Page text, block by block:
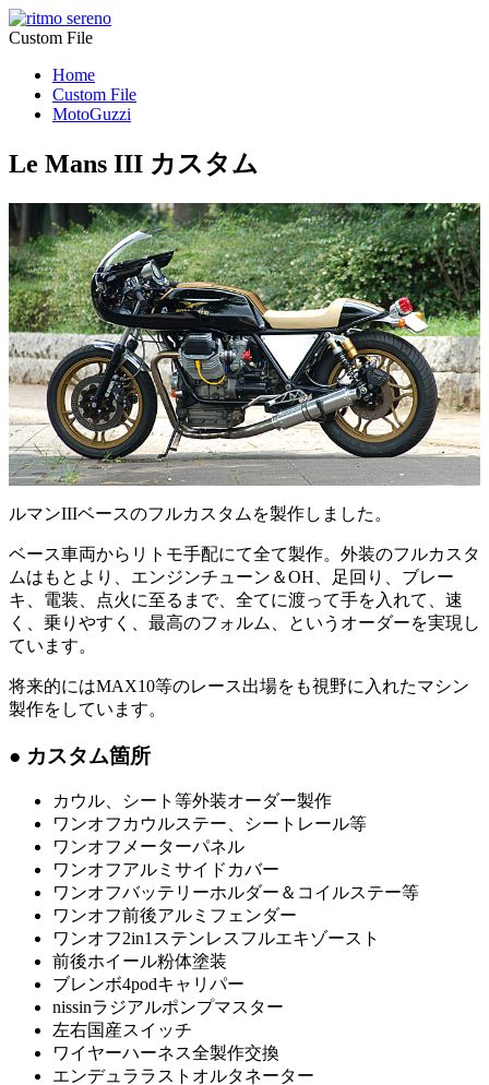
Custom File
Home
Custom File
MotoGuzzi
Le Mans III カスタム
ルマンIIIベースのフルカスタムを製作しました。
ベース車両からリトモ手配にて全て製作。外装のフルカスタ
ムはもとより、エンジンチューン＆OH、足回り、ブレー
キ、電装、点火に至るまで、全てに渡って手を入れて、速
く、乗りやすく、最高のフォルム、というオーダーを実現し
ています。
将来的にはMAX10等のレース出場をも視野に入れたマシン
製作をしています。
● カスタム箇所
カウル、シート等外装オーダー製作
ワンオフカウルステー、シートレール等
ワンオフメーターパネル
ワンオフアルミサイドカバー
ワンオフバッテリーホルダー＆コイルステー等
ワンオフ前後アルミフェンダー
ワンオフ2in1ステンレスフルエキゾースト
前後ホイール粉体塗装
ブレンボ4podキャリパー
nissinラジアルポンプマスター
左右国産スイッチ
ワイヤーハーネス全製作交換
エンデュララストオルタネーター